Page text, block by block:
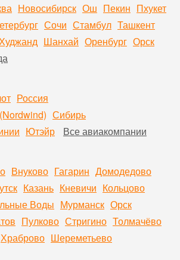
Новосибирск Ош Пекин Пхукет
Сочи Стамбул Ташкент
Шанхай Оренбург Орск
Россия
Сибирь
Ютэйр Все авиакомпании
Внуково Гагарин Домодедово
Казань Кневичи Кольцово
Воды Мурманск Орск
Пулково Стригино Толмачёво
Храброво Шереметьево